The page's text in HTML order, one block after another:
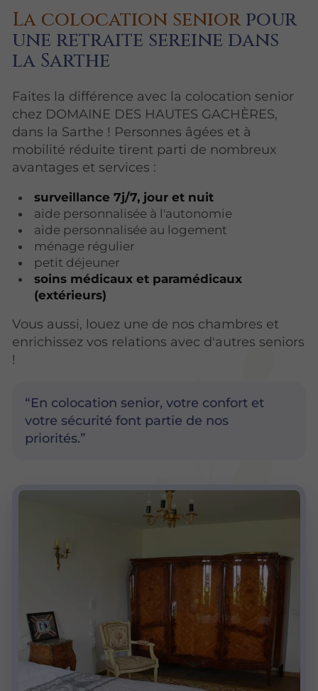
La colocation seniorpour
une retraite sereine dans
la Sarthe
Faites la différence avec la colocation senior
chez DOMAINE DES HAUTES GACHÈRES,
dans la Sarthe ! Personnes âgées et à
mobilité réduite tirent parti de nombreux
avantages et services :
surveillance 7j/7, jour et nuit
aide personnalisée à l'autonomie
aide personnalisée au logement
ménage régulier
petit déjeuner
soins médicaux et paramédicaux
(extérieurs)
Vous aussi, louez une de nos chambres et
enrichissez vos relations avec d'autres seniors
!
En colocation senior, votre confort et
votre sécurité font partie de nos
priorités.